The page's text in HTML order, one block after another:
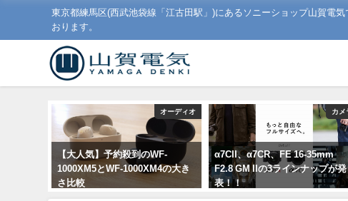
東京都練馬区(西武池袋線「江古田駅」)にあるソニーショップ山賀電
おります。
オーディオ
【大人気】予約殺到のWF-
1000XM5とWF-1000XM4の大き
さ比較
カメ
α7CII、α7CR、FE 16-35mm
F2.8 GM IIの3ラインナップが発
表！！